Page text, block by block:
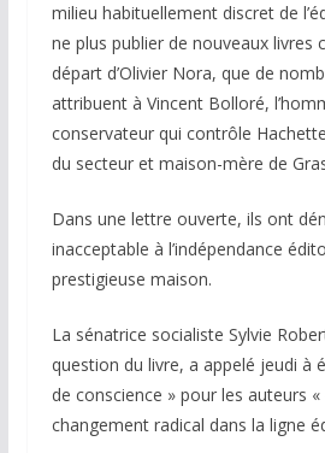
milieu habituellement discret de
ne plus publier de nouveaux livres
départ d’Olivier Nora, que de
attribuent à Vincent Bolloré,
conservateur qui contrôle
du secteur et maison-mère de
Dans une lettre ouverte, ils ont
inacceptable à l’indépendance
prestigieuse maison.
La sénatrice socialiste Sylvie
question du livre, a appelé jeudi à
de conscience » pour les auteurs «
changement radical dans la ligne